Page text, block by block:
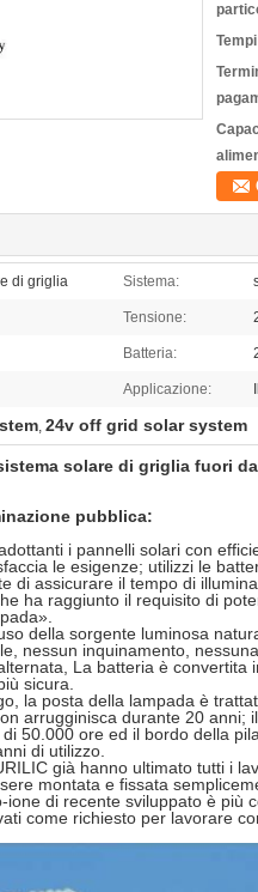
di griglia Sistema:
Tensione:
Batteria:
Applicazione:
, 24v off grid solar system
solare di griglia fuori
pubblica:
i pannelli solari con
le esigenze; utilizzi le
di assicurare il tempo di
ha raggiunto il requisito di
della sorgente luminosa
nessun inquinamento,
La batteria è convertita
sicura.
la posta della lampada è
arrugginisca durante 20 anni;
50.000 ore ed il bordo della
di utilizzo.
già hanno ultimato tutti i
montata e fissata
di recente sviluppato è più
come richiesto per lavorare